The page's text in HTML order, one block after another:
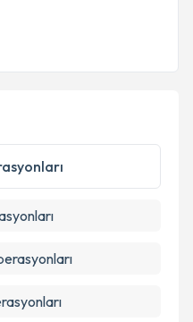
ilişkin
verilerimin belirtilen
ediyorum.